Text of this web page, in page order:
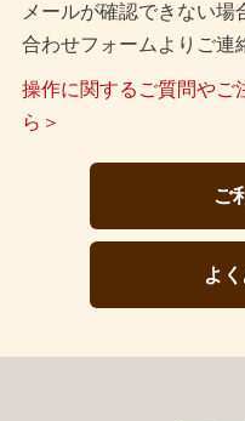
メールが確認できない場
合わせフォームよりご連
操作に関するご質問やご
ら＞
ご
よ